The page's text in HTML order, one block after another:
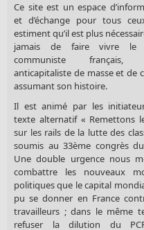
Ce site est un espace
et d’échange pour tous
estiment qu’il est plus
jamais de faire vivre le
communiste français,
anticapitaliste de masse et de
assumant son histoire.
Il est animé par les
texte alternatif « Remettons
sur les rails de la lutte des
soumis au 33ème congrès du
Une double urgence nous
combattre les nouveaux
politiques que le capital
pu se donner en France
travailleurs ; dans le même
refuser la dilution du